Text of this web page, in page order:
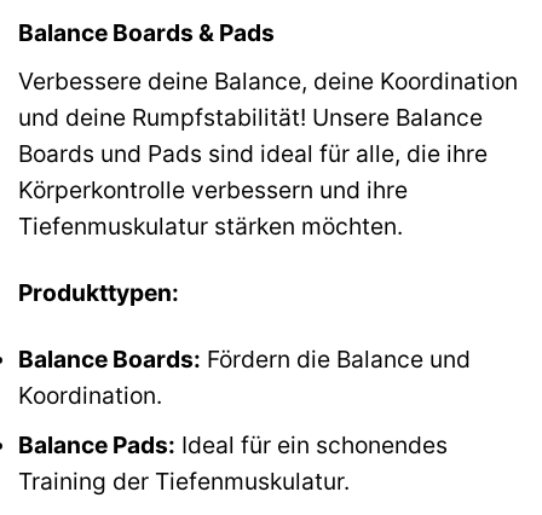
Balance Boards & Pads
Verbessere deine Balance, deine Koordination
und deine Rumpfstabilität! Unsere Balance
Boards und Pads sind ideal für alle, die ihre
Körperkontrolle verbessern und ihre
Tiefenmuskulatur stärken möchten.
Produkttypen:
Balance Boards: Fördern die Balance und
Koordination.
Balance Pads: Ideal für ein schonendes
Training der Tiefenmuskulatur.